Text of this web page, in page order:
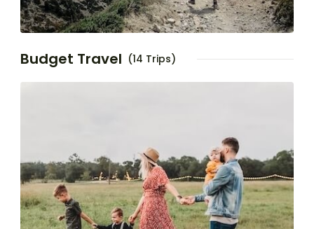
Budget Travel (14 Trips)